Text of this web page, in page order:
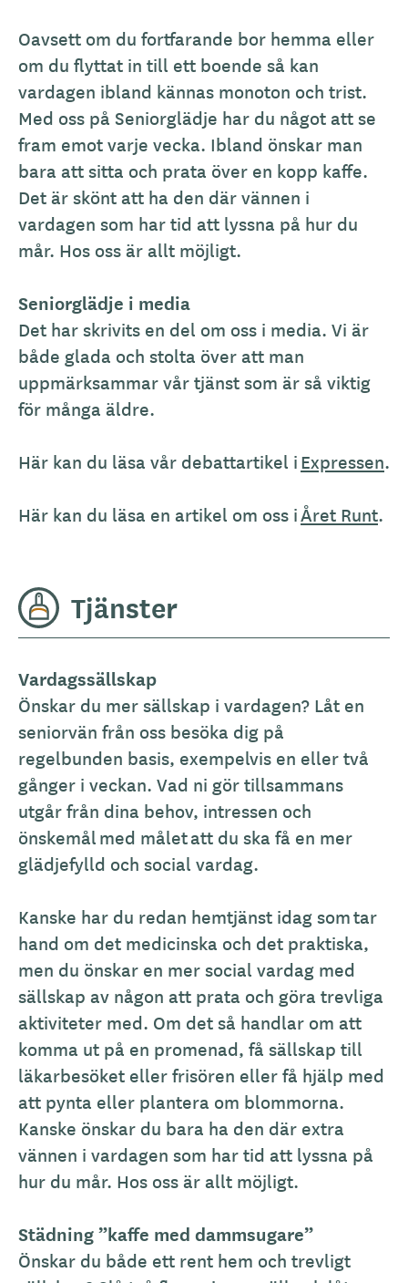
Oavsett om du fortfarande bor hemma eller
om du flyttat in till ett boende så kan
vardagen ibland kännas monoton och trist.
Med oss på Seniorglädje har du något att se
fram emot varje vecka. Ibland önskar man
bara att sitta och prata över en kopp kaffe.
Det är skönt att ha den där vännen i
vardagen som har tid att lyssna på hur du
mår. Hos oss är allt möjligt.
Seniorglädje i media
Det har skrivits en del om oss i media. Vi är
både glada och stolta över att man
uppmärksammar vår tjänst som är så viktig
för många äldre.
Här kan du läsa vår debattartikel iExpressen.
Här kan du läsa en artikel om oss iÅret Runt.
Tjänster
Vardagssällskap
Önskar du mer sällskap i vardagen? Låt en
seniorvän från oss besöka dig på
regelbunden basis, exempelvis en eller två
gånger i veckan. Vad ni gör tillsammans
utgår från dina behov, intressen och
önskemål med målet att du ska få en mer
glädjefylld och social vardag.
Kanske har du redan hemtjänst idag som tar
hand om det medicinska och det praktiska,
men du önskar en mer social vardag med
sällskap av någon att prata och göra trevliga
aktiviteter med. Om det så handlar om att
komma ut på en promenad, få sällskap till
läkarbesöket eller frisören eller få hjälp med
att pynta eller plantera om blommorna.
Kanske önskar du bara ha den där extra
vännen i vardagen som har tid att lyssna på
hur du mår. Hos oss är allt möjligt.
Städning ”kaffe med dammsugare”
Önskar du både ett rent hem och trevligt